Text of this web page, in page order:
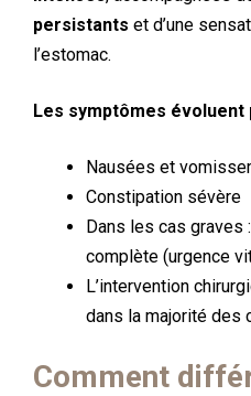
persistants et d’une
l’estomac.
Les symptômes
Nausées et
Constipation sévère
Dans les cas graves
complète (urgence
L’intervention
dans la majorité des
Comment